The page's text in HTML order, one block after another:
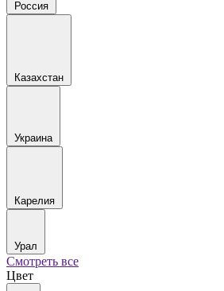
Россия
Казахстан
Украина
Карелия
Урал
Смотреть все
Цвет